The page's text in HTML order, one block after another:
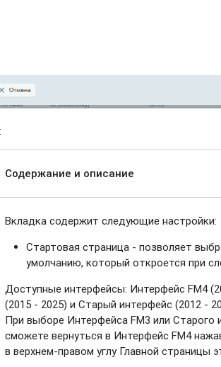
Содержание и описание
Вкладка содержит следующие настройки:
Стартовая страница - позволяет
умолчанию, который откроется при
Доступные интерфейсы: Интерфейс FM4
(2015 - 2025) и Старый интерфейс (2012 -
При выборе Интерфейса FM3 или Старого
сможете вернуться в Интерфейс FM4
в верхнем-правом углу Главной страницы